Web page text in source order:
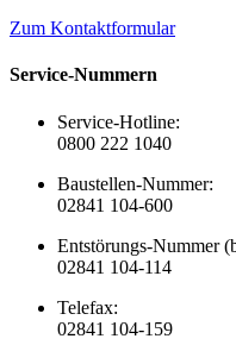
Zum Kontaktformular
Service-Nummern
Service-Hotline:
0800 222 1040
Baustellen-Nummer:
02841 104-600
Entstörungs-Nummer
02841 104-114
Telefax:
02841 104-159